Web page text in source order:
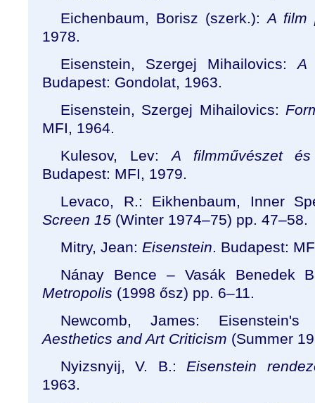
Eichenbaum, Borisz (szerk.):A film
1978.
Eisenstein, Szergej Mihailovics:A
Budapest: Gondolat, 1963.
Eisenstein, Szergej Mihailovics:
MFI, 1964.
Kulesov, Lev:A filmművészet
Budapest: MFI, 1979.
Levaco, R.: Eikhenbaum, Inner
Screen 15 (Winter 1974–75) pp. 47–58.
Mitry, Jean: Eisenstein. Budapest:
Nánay Bence – Vasák Benedek
Metropolis (1998 ősz) pp. 6–11.
Newcomb, James:
Aesthetics and Art Criticism (Summer
Nyizsnyij, V. B.: Eisenstein
1963.